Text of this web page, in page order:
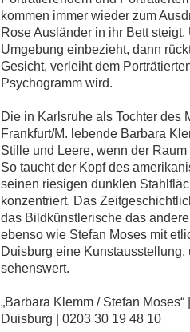
kommen immer wieder zum
Rose Ausländer in ihr Bett
Umgebung einbezieht, dann
Gesicht, verleiht dem
Psychogramm wird.
Die in Karlsruhe als Tochter des
Frankfurt/M. lebende Barbara
Stille und Leere, wenn der
So taucht der Kopf des
seinen riesigen dunklen
konzentriert. Das
das Bildkünstlerische das
ebenso wie Stefan Moses mit
Duisburg eine
sehenswert.
„Barbara Klemm / Stefan
Duisburg | 0203 30 19 48 10